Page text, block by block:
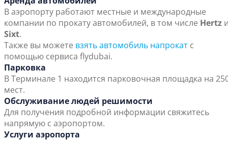
В аэропорту работают местные и международные
компании по прокату автомобилей, в том числе Hertz
Sixt.
Также вы можете взять автомобиль напрокат с
помощью сервиса flydubai.
Парковка
В Терминале 1 находится парковочная площадка на
мест.
Обслуживание людей решимости
Для получения подробной информации свяжитесь
напрямую с аэропортом.
Услуги аэропорта